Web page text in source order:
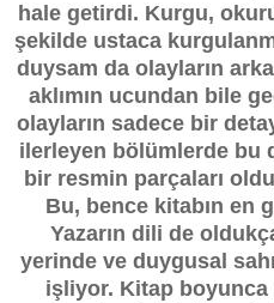
hale getirdi. Kurgu,
şekilde ustaca
duysam da olayların
aklımın ucundan bile
olayların sadece bir
ilerleyen bölümlerde bu
bir resmin parçaları
Bu, bence kitabın en
Yazarın dili de
yerinde ve duygusal
işliyor. Kitap boyunca